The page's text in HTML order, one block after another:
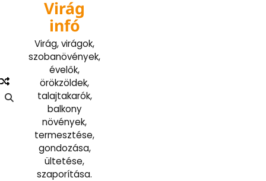
Virág
infó
Virág, virágok,
szobanövények,
évelők,
örökzöldek,
talajtakarók,
balkony
növények,
termesztése,
gondozása,
ültetése,
szaporítása.